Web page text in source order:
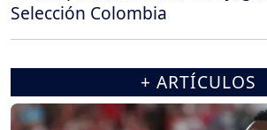
Selección Colombia
+ ARTÍCULOS